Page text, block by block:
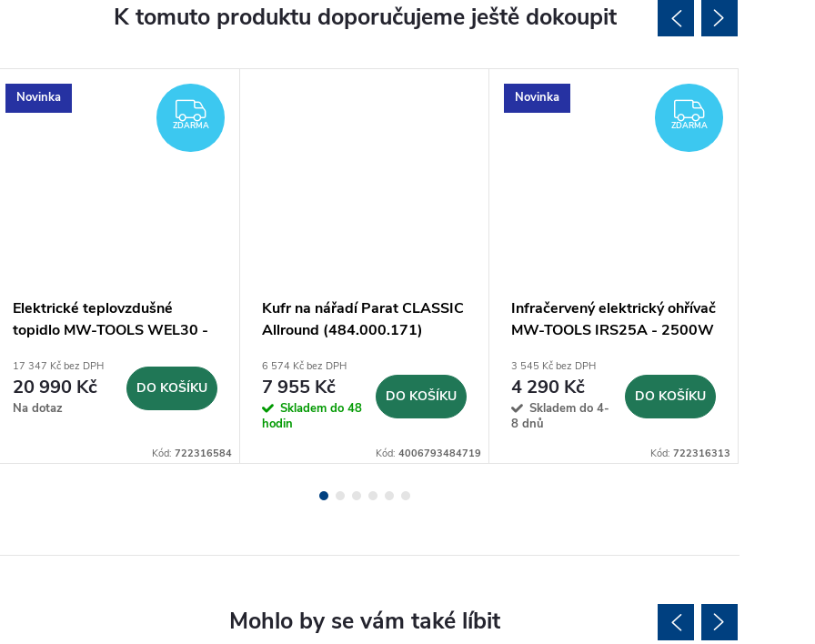
K tomuto produktu doporučujeme ještě dokoupit
Novinka
ZDARMA
ZDARMA
Elektrické teplovzdušné
topidlo MW-TOOLS WEL30 -
17 347 Kč bez DPH
20 990 Kč
Na dotaz
DO KOŠÍKU
Kód: 722316584
Kufr na nářadí Parat CLASSIC
Allround (484.000.171)
6 574 Kč bez DPH
7 955 Kč
Skladem do 48
hodin
DO KOŠÍKU
Kód: 4006793484719
Novinka
ZDARMA
ZDARMA
Infračervený elektrický ohřívač
MW-TOOLS IRS25A - 2500W
3 545 Kč bez DPH
4 290 Kč
Skladem do 4-
8 dnů
DO KOŠÍKU
Kód: 722316313